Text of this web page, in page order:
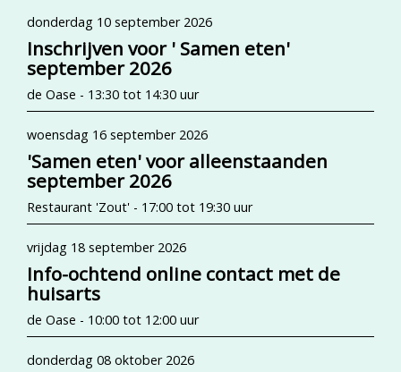
donderdag 10 september 2026
Inschrijven voor ' Samen eten'
september 2026
de Oase - 13:30 tot 14:30 uur
woensdag 16 september 2026
'Samen eten' voor alleenstaanden
september 2026
Restaurant 'Zout' - 17:00 tot 19:30 uur
vrijdag 18 september 2026
Info-ochtend online contact met de
huisarts
de Oase - 10:00 tot 12:00 uur
donderdag 08 oktober 2026